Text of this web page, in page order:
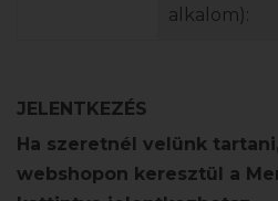
alkalom):
JELENTKEZÉS
Ha szeretnél velünk
webshopon keresztül a